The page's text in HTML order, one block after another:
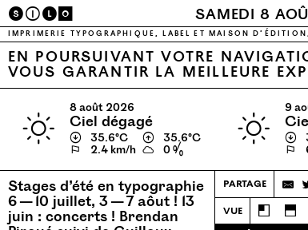
SIL O SAMEDI 8
IMPRIMERIE TYPOGRAPHIQUE, LABEL ET MAISON
EN POURSUIVANT VOTRE
VOUS GARANTIR LA MEILLEURE
8 août 2026
ciel dégagé
↓ 35.6℃ ↑
35.6℃
⚐
2.4 km/h 0 %
9
↓
⚐
Stages d’été en typographie
6 — 10 juillet, 3 — 7 aôut ! 13
juin : concerts ! Brendan
partage
vue